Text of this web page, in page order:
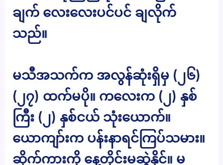
ချက် လေးလေးပင်ပင် ချလိုက်
သည်။
မသီအသက်က အလွန်ဆုံးရှိမှ (၂၆)
(၂၇) ထက်မပို။ ကလေးက (၂) နှစ်
ကြီး (၂) နှစ်ငယ် သုံးယောက်။
ယောကျာ်းက ပန်းနာရင်ကြပ်သမား။
ဆိုက်ကားကို နေ့တိုင်းမဆွဲနိုင်။ မ